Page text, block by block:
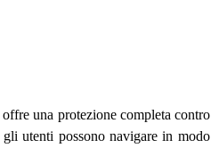
offre una protezione completa contro
utenti possono navigare in modo